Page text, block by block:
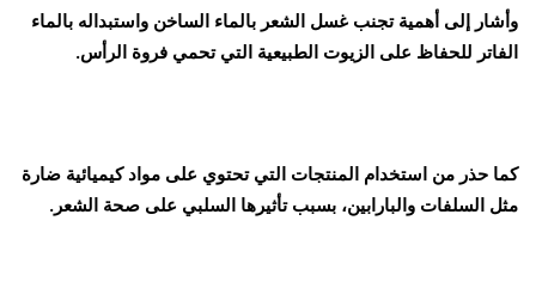
وأشار إلى أهمية تجنب غسل الشعر بالماء الساخن واستبداله بالماء
الفاتر للحفاظ على الزيوت الطبيعية التي تحمي فروة الرأس.
كما حذر من استخدام المنتجات التي تحتوي على مواد كيميائية ضارة
مثل السلفات والبارابين، بسبب تأثيرها السلبي على صحة الشعر.